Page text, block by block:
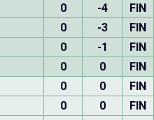
0 -4
FIN
0 -3
FIN
0 -1
FIN
0 0 FIN
0 0
FIN
0 0
FIN